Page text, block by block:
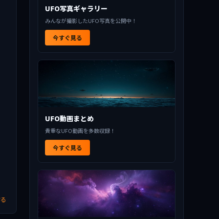
UFO写真ギャラリー
みんなが撮影したUFO写真を公開中！
今すぐ見る
UFO動画まとめ
貴重なUFO動画を多数収録！
今すぐ見る